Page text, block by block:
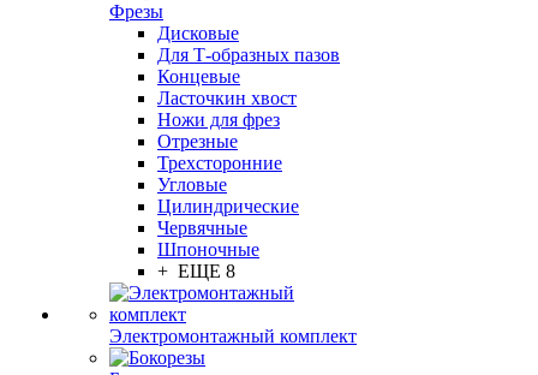
Фрезы
Дисковые
Для Т-образных пазов
Концевые
Ласточкин хвост
Ножи для фрез
Отрезные
Трехсторонние
Угловые
Цилиндрические
Червячные
Шпоночные
+ ЕЩЕ 8
Электромонтажный комплект